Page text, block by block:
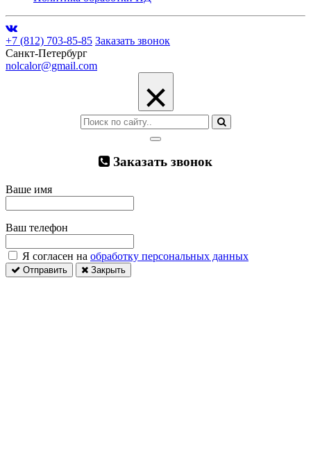
+7 (812) 703-85-85 Заказать звонок
Санкт-Петербург
nolcalor@gmail.com
×
Заказать звонок
Ваше имя
Ваш телефон
Я согласен на обработку персональных данных
Отправить Закрыть